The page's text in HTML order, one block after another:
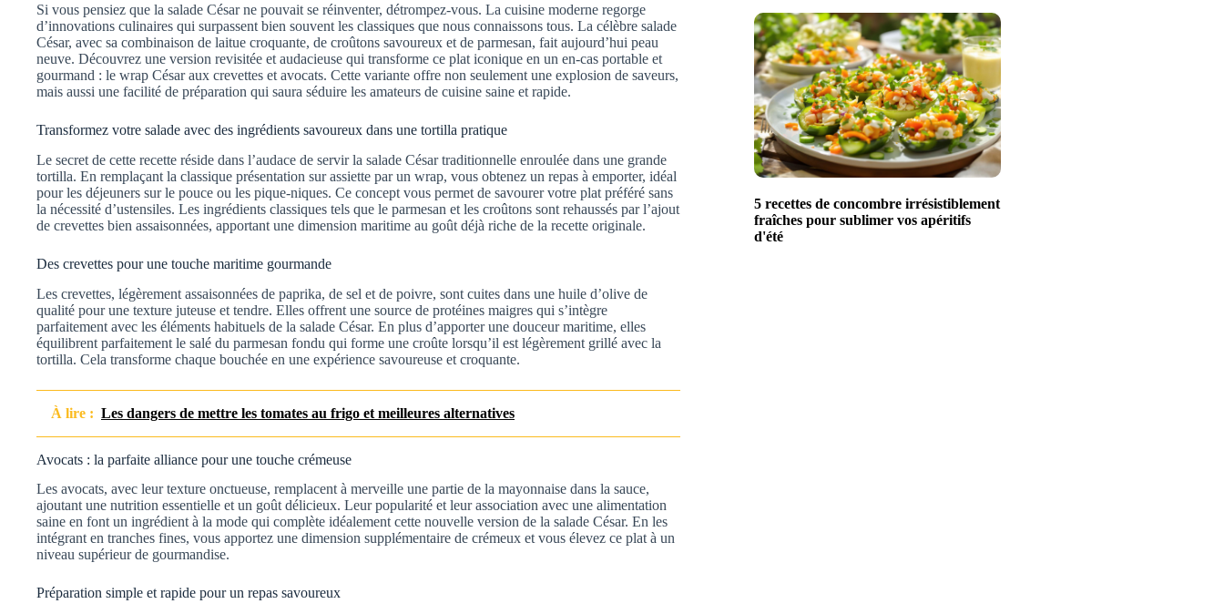
Si vous pensiez que la salade César ne pouvait se réinventer, détrompez-vous. La cuisine moderne regorge
d’innovations culinaires qui surpassent bien souvent les classiques que nous connaissons tous. La célèbre salade
César, avec sa combinaison de laitue croquante, de croûtons savoureux et de parmesan, fait aujourd’hui peau
neuve. Découvrez une version revisitée et audacieuse qui transforme ce plat iconique en un en-cas portable et
gourmand : le wrap César aux crevettes et avocats. Cette variante offre non seulement une explosion de saveurs,
mais aussi une facilité de préparation qui saura séduire les amateurs de cuisine saine et rapide.
Transformez votre salade avec des ingrédients savoureux dans une tortilla pratique
Le secret de cette recette réside dans l’audace de servir la salade César traditionnelle enroulée dans une grande
tortilla. En remplaçant la classique présentation sur assiette par un wrap, vous obtenez un repas à emporter, idéal
pour les déjeuners sur le pouce ou les pique-niques. Ce concept vous permet de savourer votre plat préféré sans
la nécessité d’ustensiles. Les ingrédients classiques tels que le parmesan et les croûtons sont rehaussés par l’ajout
de crevettes bien assaisonnées, apportant une dimension maritime au goût déjà riche de la recette originale.
Des crevettes pour une touche maritime gourmande
Les crevettes, légèrement assaisonnées de paprika, de sel et de poivre, sont cuites dans une huile d’olive de
qualité pour une texture juteuse et tendre. Elles offrent une source de protéines maigres qui s’intègre
parfaitement avec les éléments habituels de la salade César. En plus d’apporter une douceur maritime, elles
équilibrent parfaitement le salé du parmesan fondu qui forme une croûte lorsqu’il est légèrement grillé avec la
tortilla. Cela transforme chaque bouchée en une expérience savoureuse et croquante.
À lire : Les dangers de mettre les tomates au frigo et meilleures alternatives
Avocats : la parfaite alliance pour une touche crémeuse
Les avocats, avec leur texture onctueuse, remplacent à merveille une partie de la mayonnaise dans la sauce,
ajoutant une nutrition essentielle et un goût délicieux. Leur popularité et leur association avec une alimentation
saine en font un ingrédient à la mode qui complète idéalement cette nouvelle version de la salade César. En les
intégrant en tranches fines, vous apportez une dimension supplémentaire de crémeux et vous élevez ce plat à un
niveau supérieur de gourmandise.
Préparation simple et rapide pour un repas savoureux
5 recettes de concombre irrésistiblement
fraîches pour sublimer vos apéritifs
d'été